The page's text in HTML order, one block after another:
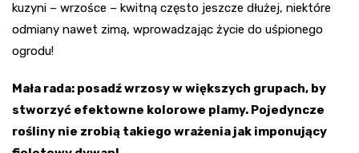
kuzyni – wrzośce – kwitną często jeszcze dłużej, niektóre
odmiany nawet zimą, wprowadzając życie do uśpionego
ogrodu!
Mała rada: posadź wrzosy w większych grupach, by
stworzyć efektowne kolorowe plamy. Pojedyncze
rośliny nie zrobią takiego wrażenia jak imponujący